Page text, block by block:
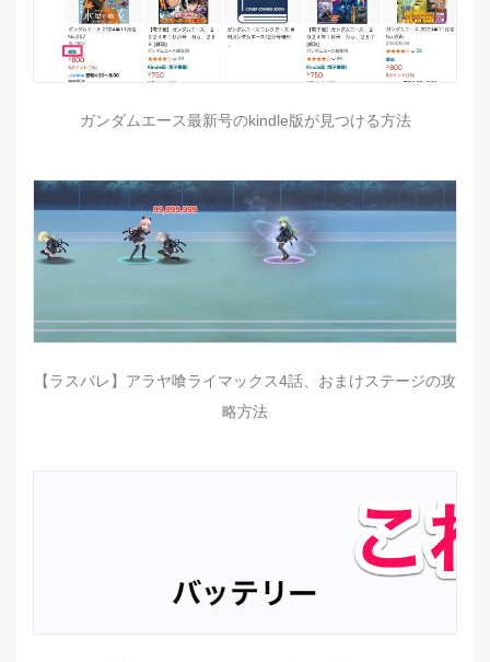
ガンダムエース最新号のkindle版が見つける方法
【ラスバレ】アラヤ喰ライマックス4話、おまけステージの攻
略方法